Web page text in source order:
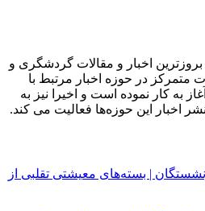
اخبار و مقالات گردشگری و
1393 به صورت متمرکز در حوزه اخبار مرتبط با
به کار نموده است و اخیرا نیز به
اخبار این حوزه‌ها فعالیت می کند.